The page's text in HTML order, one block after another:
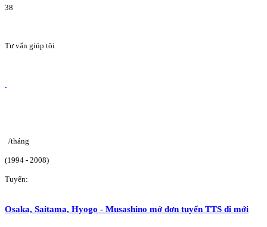
38
Tư vấn giúp tôi
/tháng
(1994 - 2008)
Tuyển:
Osaka, Saitama, Hyogo - Musashino mở đơn tuyển TTS đi mới